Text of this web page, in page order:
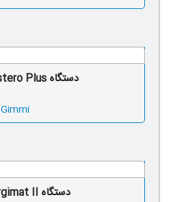
دستگاه Alpha Hystero Plus
Gimmi
دستگاه HYS Surgimat II